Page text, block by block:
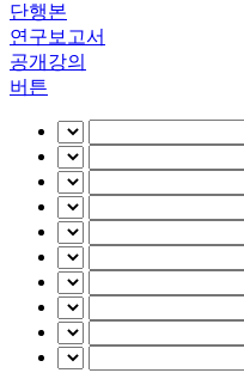
단행본
연구보고서
공개강의
버튼